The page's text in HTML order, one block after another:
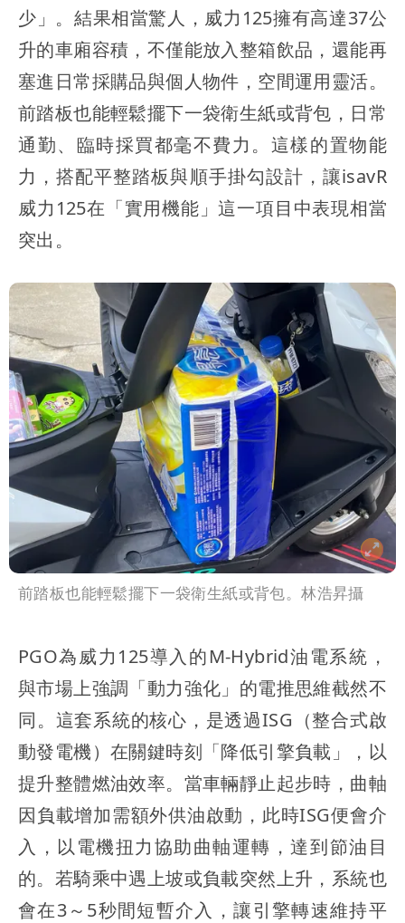
少」。結果相當驚人，威力125擁有高達37公
升的車廂容積，不僅能放入整箱飲品，還能再
塞進日常採購品與個人物件，空間運用靈活。
前踏板也能輕鬆擺下一袋衛生紙或背包，日常
通勤、臨時採買都毫不費力。這樣的置物能
力，搭配平整踏板與順手掛勾設計，讓isavR
威力125在「實用機能」這一項目中表現相當
突出。
前踏板也能輕鬆擺下一袋衛生紙或背包。林浩昇攝
PGO為威力125導入的M-Hybrid油電系統，
與市場上強調「動力強化」的電推思維截然不
同。這套系統的核心，是透過ISG（整合式啟
動發電機）在關鍵時刻「降低引擎負載」，以
提升整體燃油效率。當車輛靜止起步時，曲軸
因負載增加需額外供油啟動，此時ISG便會介
入，以電機扭力協助曲軸運轉，達到節油目
的。若騎乘中遇上坡或負載突然上升，系統也
會在3～5秒間短暫介入，讓引擎轉速維持平